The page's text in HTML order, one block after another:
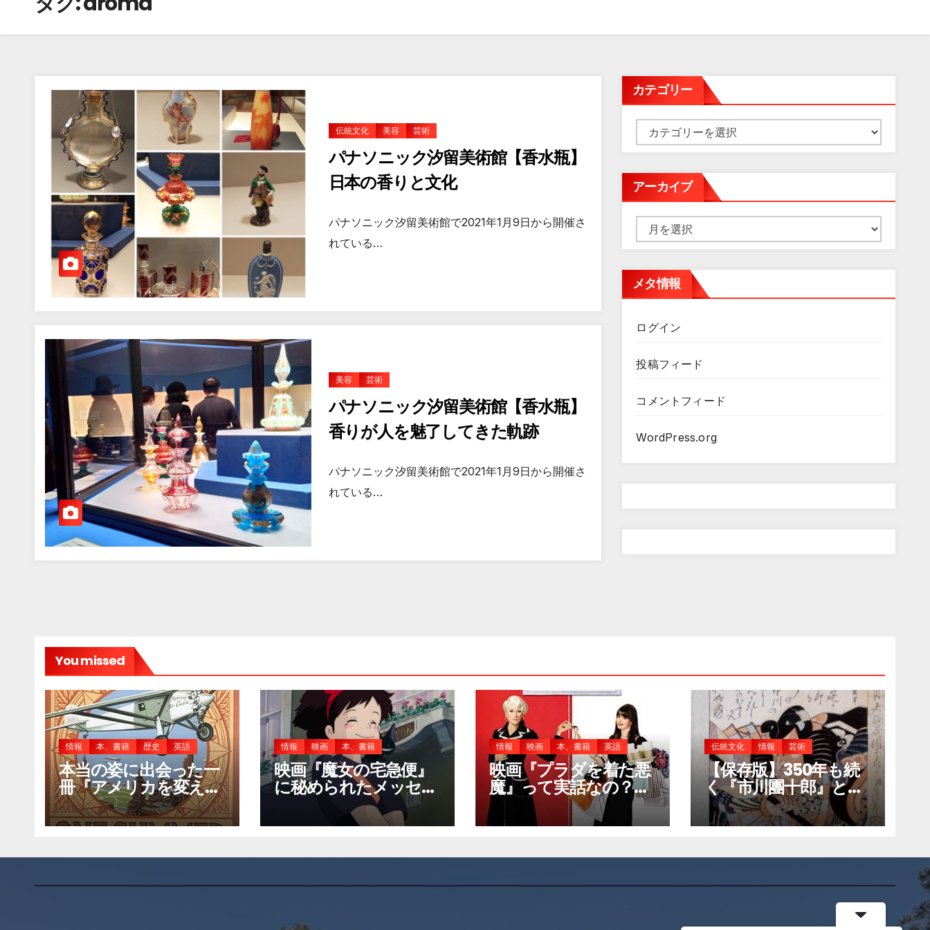
伝統文化 美容 芸術
パナソニック汐留美術館【香水瓶】
日本の香りと文化
パナソニック汐留美術館で2021年1月9日から開催さ
れている…
美容 芸術
パナソニック汐留美術館【香水瓶】
香りが人を魅了してきた軌跡
パナソニック汐留美術館で2021年1月9日から開催さ
れている…
カテゴリー
テ
ゴ
リ
アーカイブ
ー
カ
イ
メタ情報
ログイン
投稿フィード
コメントフィード
WordPress.org
You missed
情報 本、書籍 歴史 英語
本当の姿に出会った一
冊『アメリカを変えた
夏 1927年』が教えてく
れたこと
情報 映画 本、書籍
映画『魔女の宅急便』
に秘められたメッセー
情報 映画 本、書籍 英語
映画『プラダを着た悪
魔』って実話なの？誰
も知らないここだけの
裏話
伝統文化 情報 芸術
【保存版】350年も続
く『市川團十郎』と
『成田山』とのゆかり
深い関係①